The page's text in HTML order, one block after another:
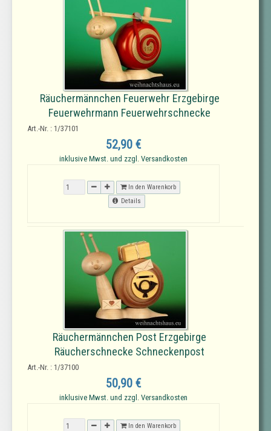
Räuchermännchen Feuerwehr Erzgebirge
Feuerwehrmann Feuerwehrschnecke
Art.-Nr. : 1/37101
52,90 €
inklusive Mwst. und zzgl. Versandkosten
In den Warenkorb
Details
Räuchermännchen Post Erzgebirge
Räucherschnecke Schneckenpost
Art.-Nr. : 1/37100
50,90 €
inklusive Mwst. und zzgl. Versandkosten
In den Warenkorb